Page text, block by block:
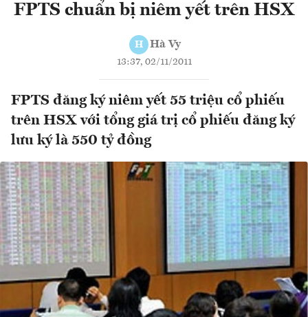
FPTS chuẩn bị niêm yết trên HSX
H Hà Vy
13:37, 02/11/2011
FPTS đăng ký niêm yết 55 triệu cổ phiếu
trên HSX với tổng giá trị cổ phiếu đăng ký
lưu ký là 550 tỷ đồng